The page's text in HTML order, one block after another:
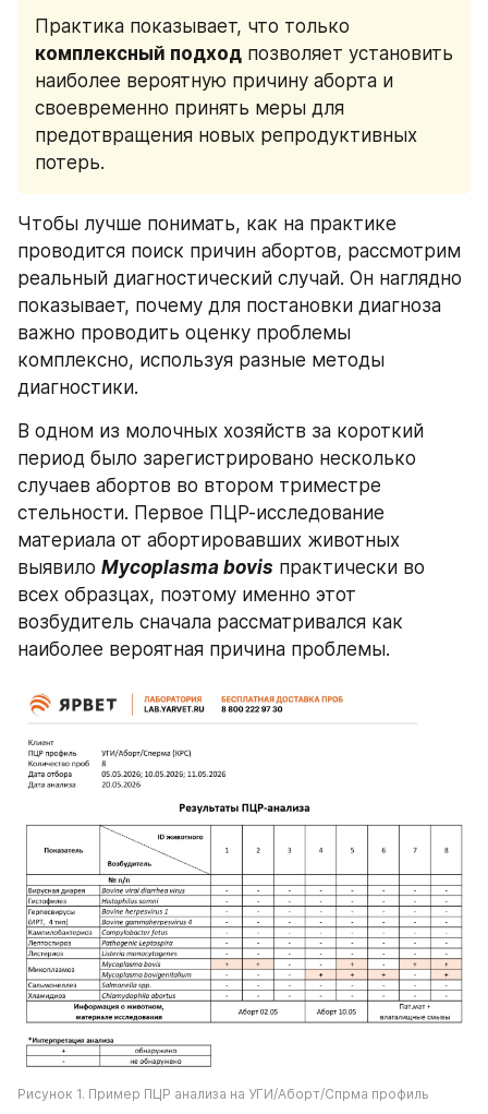
комплексный подход позволяет установить
наиболее вероятную причину аборта и
своевременно принять меры для
предотвращения новых репродуктивных
потерь.
Чтобы лучше понимать, как на практике
проводится поиск причин абортов, рассмотрим
реальный диагностический случай. Он наглядно
показывает, почему для постановки диагноза
важно проводить оценку проблемы
комплексно, используя разные методы
диагностики.
В одном из молочных хозяйств за короткий
период было зарегистрировано несколько
случаев абортов во втором триместре
стельности. Первое ПЦР-исследование
материала от абортировавших животных
выявило Mycoplasma bovis практически во
всех образцах, поэтому именно этот
возбудитель сначала рассматривался как
наиболее вероятная причина проблемы.
Рисунок 1. Пример ПЦР анализа на УГИ/Аборт/Спрма профиль